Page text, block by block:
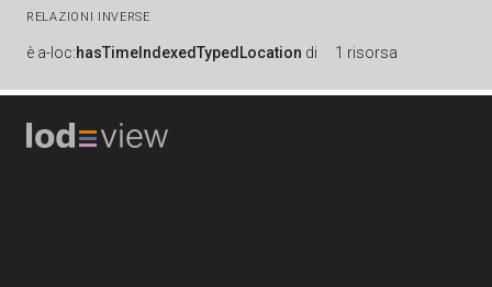
RELAZIONI INVERSE
è a-loc:hasTimeIndexedTypedLocation di 1 risorsa